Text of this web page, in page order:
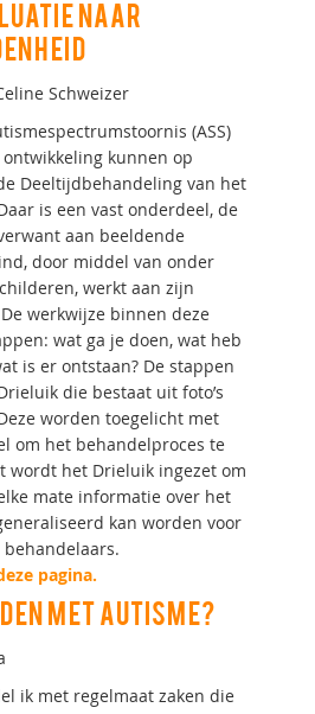
NAAR
Schweizer
(ASS)
kunnen op
Deeltijdbehandeling van het
is een vast onderdeel, de
aan beeldende
door middel van onder
werkt aan zijn
werkwijze binnen deze
wat ga je doen, wat heb
is er ontstaan? De stappen
die bestaat uit foto’s
worden toegelicht met
om het behandelproces te
wordt het Drieluik ingezet om
mate informatie over het
kan worden voor
pagina.
MET AUTISME?
ik met regelmaat zaken die